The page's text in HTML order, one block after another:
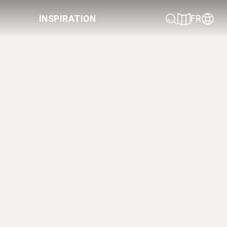
INSPIRATION FR